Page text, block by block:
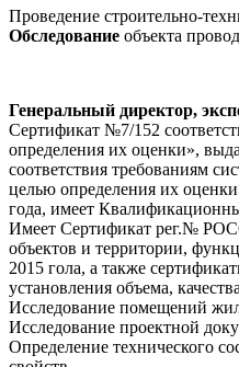
Проведение строительно-
Обследование объекта
Генеральный директор,
Сертификат №7/152
определения их оценки»,
соответствия требованиям
целью определения их
года, имеет
Имеет Сертификат рег.№
объектов и территории,
2015 гола, а также
установления объема,
Исследование помещений
Исследование проектной
Определение технического